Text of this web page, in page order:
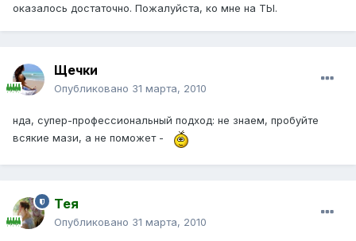
оказалось достаточно. Пожалуйста, ко мне на ТЫ.
Щечки
Опубликовано 31 марта, 2010
нда, супер-профессиональный подход: не знаем, пробуйте
всякие мази, а не поможет -
Тея
Опубликовано 31 марта, 2010